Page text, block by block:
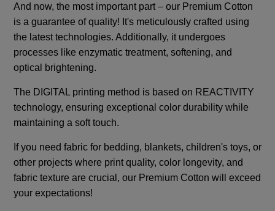
And now, the most important part – our Premium Cotton
is a guarantee of quality! It's meticulously crafted using
the latest technologies. Additionally, it undergoes
processes like enzymatic treatment, softening, and
optical brightening.
The DIGITAL printing method is based on REACTIVITY
technology, ensuring exceptional color durability while
maintaining a soft touch.
If you need fabric for bedding, blankets, children's toys, or
other projects where print quality, color longevity, and
fabric texture are crucial, our Premium Cotton will exceed
your expectations!